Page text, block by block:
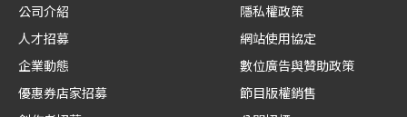
公司介紹
人才招募
企業動態
優惠券店家招募
隱私權政策
網站使用協定
數位廣告與贊助政策
節目版權銷售